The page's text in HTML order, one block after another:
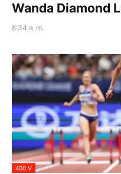
Wanda Diamond
8:34 a. m.
400 V